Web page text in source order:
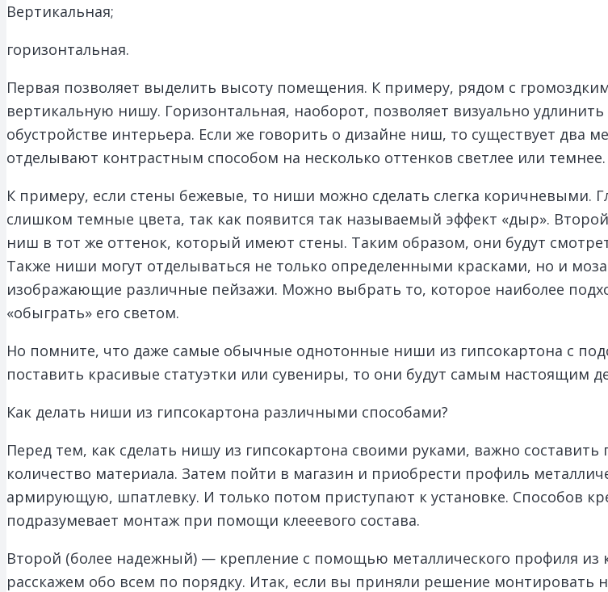
Вертикальная;
горизонтальная.
Первая позволяет выделить высоту помещения. К примеру, рядом с
вертикальную нишу. Горизонтальная, наоборот, позволяет визуально
обустройстве интерьера. Если же говорить о дизайне ниш, то существует два
отделывают контрастным способом на несколько оттенков светлее или
К примеру, если стены бежевые, то ниши можно сделать слегка коричневыми.
слишком темные цвета, так как появится так называемый эффект «дыр».
ниш в тот же оттенок, который имеют стены. Таким образом, они будут
Также ниши могут отделываться не только определенными красками, но и
изображающие различные пейзажи. Можно выбрать то, которое наиболее
«обыграть» его светом.
Но помните, что даже самые обычные однотонные ниши из гипсокартона с
поставить красивые статуэтки или сувениры, то они будут самым настоящим
Как делать ниши из гипсокартона различными способами?
Перед тем, как сделать нишу из гипсокартона своими руками, важно
количество материала. Затем пойти в магазин и приобрести профиль
армирующую, шпатлевку. И только потом приступают к установке. Способов
подразумевает монтаж при помощи клееевого состава.
Второй (более надежный) — крепление с помощью металлического профиля из
расскажем обо всем по порядку. Итак, если вы приняли решение монтировать